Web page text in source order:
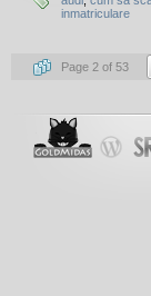
inmatriculare
Page 2 of 53